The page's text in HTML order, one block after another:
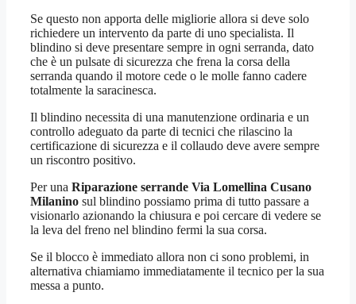
Se questo non apporta delle migliorie allora si deve solo
richiedere un intervento da parte di uno specialista. Il
blindino si deve presentare sempre in ogni serranda, dato
che è un pulsate di sicurezza che frena la corsa della
serranda quando il motore cede o le molle fanno cadere
totalmente la saracinesca.
Il blindino necessita di una manutenzione ordinaria e un
controllo adeguato da parte di tecnici che rilascino la
certificazione di sicurezza e il collaudo deve avere sempre
un riscontro positivo.
Per una Riparazione serrande Via Lomellina Cusano
Milanino sul blindino possiamo prima di tutto passare a
visionarlo azionando la chiusura e poi cercare di vedere se
la leva del freno nel blindino fermi la sua corsa.
Se il blocco è immediato allora non ci sono problemi, in
alternativa chiamiamo immediatamente il tecnico per la sua
messa a punto.